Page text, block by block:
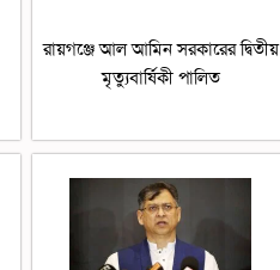
রায়গঞ্জে আল আমিন সরকারের দ্বিতীয়
মৃত্যুবার্ষিকী পালিত